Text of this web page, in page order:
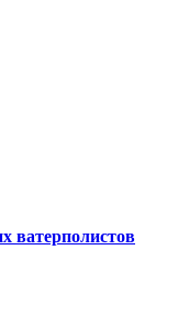
ватерполистов